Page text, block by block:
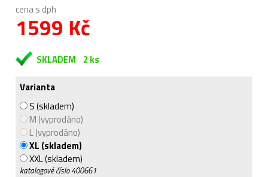
cena s dph
1599 Kč
SKLADEM 2 ks
Varianta
S (skladem)
M (vyprodáno)
L (vyprodáno)
XL (skladem)
XXL (skladem)
katalogové číslo400661